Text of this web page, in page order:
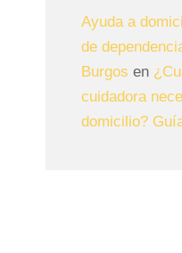
Ayuda a
de
Burgos en
cuidadora
domicilio?